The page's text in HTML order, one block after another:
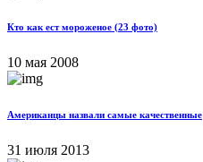
Кто как ест мороженое (23 фото)
10 мая 2008
Американцы назвали самые качественные
31 июля 2013